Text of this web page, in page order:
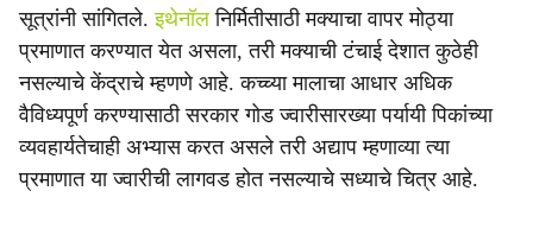
सूत्रांनी सांगितले.इथेनॉल निर्मितीसाठी मक्याचा वापर मोठ्या
प्रमाणात करण्यात येत असला, तरी मक्याची टंचाई देशात कुठेही
नसल्याचे केंद्राचे म्हणणे आहे. कच्च्या मालाचा आधार अधिक
वैविध्यपूर्ण करण्यासाठी सरकार गोड ज्वारीसारख्या पर्यायी पिकांच्या
व्यवहार्यतेचाही अभ्यास करत असले तरी अद्याप म्हणाव्या त्या
प्रमाणात या ज्वारीची लागवड होत नसल्याचे सध्याचे चित्र आहे.